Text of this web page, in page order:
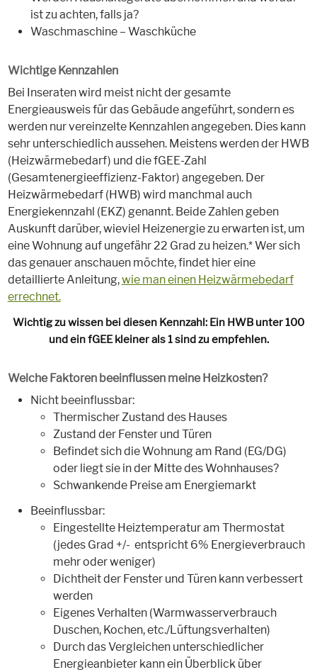
ist zu achten, falls ja?
Waschmaschine – Waschküche
Wichtige Kennzahlen
Bei Inseraten wird meist nicht der gesamte
Energieausweis für das Gebäude angeführt, sondern es
werden nur vereinzelte Kennzahlen angegeben. Dies kann
sehr unterschiedlich aussehen. Meistens werden der HWB
(Heizwärmebedarf) und die fGEE-Zahl
(Gesamtenergieeffizienz-Faktor) angegeben. Der
Heizwärmebedarf (HWB) wird manchmal auch
Energiekennzahl (EKZ) genannt. Beide Zahlen geben
Auskunft darüber, wieviel Heizenergie zu erwarten ist, um
eine Wohnung auf ungefähr 22 Grad zu heizen.* Wer sich
das genauer anschauen möchte, findet hier eine
detaillierte Anleitung,wie man einen Heizwärmebedarf
errechnet.
Wichtig zu wissen bei diesen Kennzahl: Ein HWB unter 100
und ein fGEE kleiner als 1 sind zu empfehlen.
Welche Faktoren beeinflussen meine Heizkosten?
Nicht beeinflussbar:
Thermischer Zustand des Hauses
Zustand der Fenster und Türen
Befindet sich die Wohnung am Rand (EG/DG)
oder liegt sie in der Mitte des Wohnhauses?
Schwankende Preise am Energiemarkt
Beeinflussbar:
Eingestellte Heiztemperatur am Thermostat
(jedes Grad +/- entspricht 6% Energieverbrauch
mehr oder weniger)
Dichtheit der Fenster und Türen kann verbessert
werden
Eigenes Verhalten (Warmwasserverbrauch
Duschen, Kochen, etc./Lüftungsverhalten)
Durch das Vergleichen unterschiedlicher
Energieanbieter kann ein Überblick über